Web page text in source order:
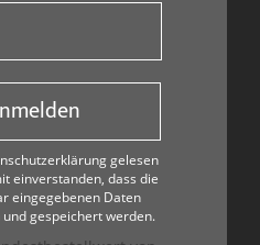
gelesen
einverstanden, dass die
eingegebenen Daten
gespeichert werden.